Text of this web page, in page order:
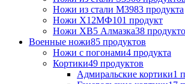
Ножи из стали М3983 продукта
Ножи Х12МФ101 продукт
Ножи ХВ5 Алмазка38
Военные ножи85 продуктов
Ножи с погонами4 продукта
Кортики49 продуктов
Адмиральские кортики1